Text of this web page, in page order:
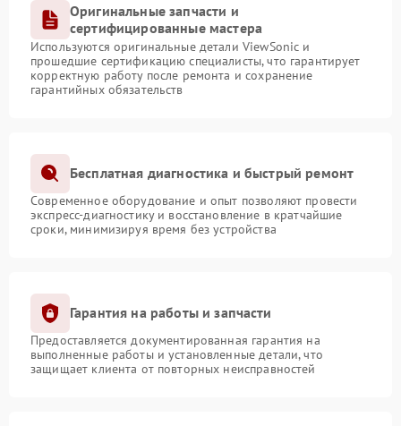
Оригинальные запчасти и
сертифицированные мастера
Используются оригинальные детали ViewSonic и
прошедшие сертификацию специалисты, что гарантирует
корректную работу после ремонта и сохранение
гарантийных обязательств
Бесплатная диагностика и быстрый ремонт
Современное оборудование и опыт позволяют провести
экспресс-диагностику и восстановление в кратчайшие
сроки, минимизируя время без устройства
Гарантия на работы и запчасти
Предоставляется документированная гарантия на
выполненные работы и установленные детали, что
защищает клиента от повторных неисправностей